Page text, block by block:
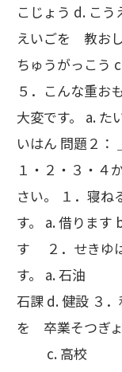
こじょう d. こ
えいごを 教お
ちゅうがっこう
５．こんな重
大変です。 a.
いはん 問題２：
１・２・３・４
さい。 １．寝
す。 a. 借りま
す ２．せきゆ
す。
石課 d. 健設 ３
を 卒業そつぎ
c. 高校